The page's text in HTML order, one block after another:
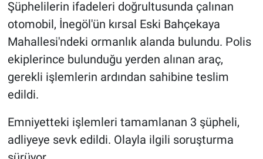
Şüphelilerin ifadeleri doğrultusunda çalınan
otomobil, İnegöl'ün kırsal Eski Bahçekaya
Mahallesi'ndeki ormanlık alanda bulundu. Polis
ekiplerince bulunduğu yerden alınan araç,
gerekli işlemlerin ardından sahibine teslim
edildi.
Emniyetteki işlemleri tamamlanan 3 şüpheli,
adliyeye sevk edildi. Olayla ilgili soruşturma